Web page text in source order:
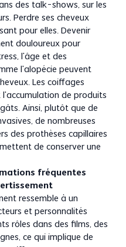
des talk-shows, sur les
Perdre ses cheveux
pour elles. Devenir
douloureux pour
l’âge et des
l’alopécie peuvent
Les coiffages
de produits
Ainsi, plutôt que de
de nombreuses
des prothèses capillaires
de conserver une
fréquentes
ressemble à un
et personnalités
rôles dans des films, des
ce qui implique de